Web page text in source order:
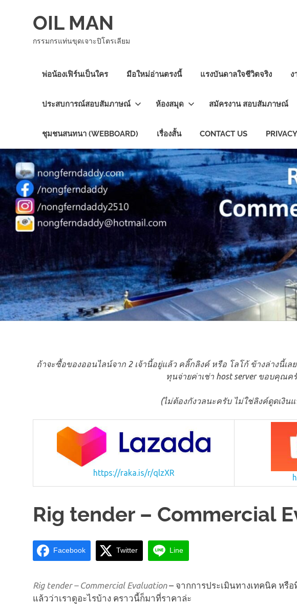
OIL MAN
กรรมกรแท่นขุดเจาะปิโตรเลียม
พ่อน้องเฟิร์นเป็นใคร มือใหม่อ่านตรงนี้ แรงบันดาลใจชีวิตจริง ง
ประสบการณ์สอบสัมภาษณ์ ห้องสมุด สมัครงาน สอบสัมภาษณ์
ชุมชนสนทนา (WEBBOARD) เรื่องสั้น CONTACT US
ถ้าจะซื้อของออนไลน์จาก 2 เจ้านี้อยู่แล้ว คลิ๊กลิงค์ หรือ โลโก้ ข้างล่างนี้เ
ทุนจ่ายค่าเช่า host server ขอบคุณค
(ไม่ต้องกังวลนะครับ ไม่ใช่ลิงค์ดูดเงิน
https://raka.is/r/qlzXR
Rig tender – Commercial
Facebook Twitter Line
Rig tender – Commercial Evaluation– จากการประเมินทางเทคนิค หรือ
แล้วว่าเราดูอะไรบ้าง คราวนี้ก็มาที่ราคาล่ะ